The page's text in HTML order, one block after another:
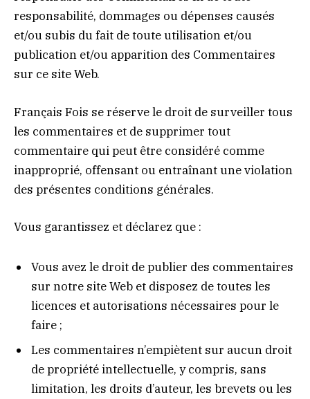
responsabilité, dommages ou dépenses causés
et/ou subis du fait de toute utilisation et/ou
publication et/ou apparition des Commentaires
sur ce site Web.
Français Fois se réserve le droit de surveiller tous
les commentaires et de supprimer tout
commentaire qui peut être considéré comme
inapproprié, offensant ou entraînant une violation
des présentes conditions générales.
Vous garantissez et déclarez que :
Vous avez le droit de publier des commentaires
sur notre site Web et disposez de toutes les
licences et autorisations nécessaires pour le
faire ;
Les commentaires n’empiètent sur aucun droit
de propriété intellectuelle, y compris, sans
limitation, les droits d’auteur, les brevets ou les